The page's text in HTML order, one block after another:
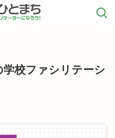
学校ファシリテーシ